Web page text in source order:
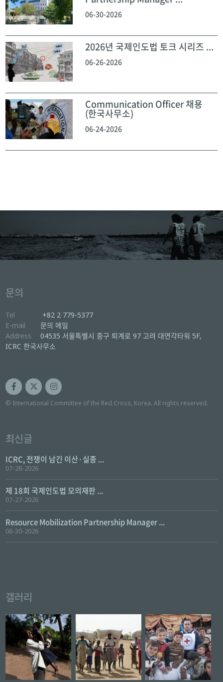
06-30-2026
2026년 국제인도법 토크 시리즈 ...
06-26-2026
Communication Officer 채용
(한국사무소)
06-24-2026
문의
Tel
+82 2 779-5377
E-mail
문의 메일
Address
04535 서울특별시 중구 퇴계로 97 고려 대연각타워 5F,
ICRC 한국사무소
© International Committee of the Red Cross, Korea. All rights reserved.
최신글
ICRC, 전쟁이 남긴 이산·실종 ...
07-28-2026
제 18회 국제인도법 모의재판 ...
07-27-2026
Resource Mobilization Partnership Manager ...
06-30-2026
갤러리